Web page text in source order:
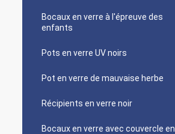
Bocaux en verre à l'épreuve des
enfants
Pots en verre UV noirs
Pot en verre de mauvaise herbe
Récipients en verre noir
Bocaux en verre avec couvercle en